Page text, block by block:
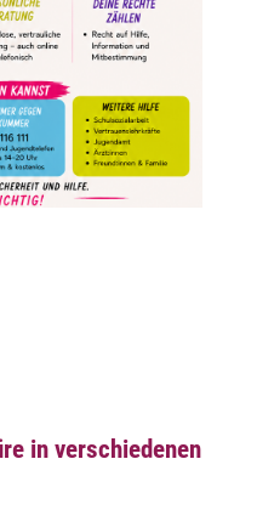
in verschiedenen